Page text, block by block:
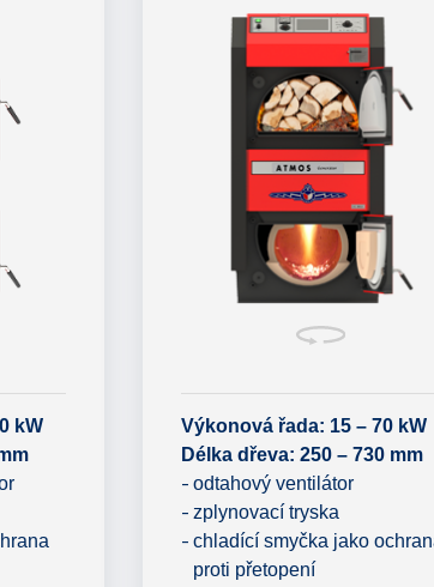
kW
Výkonová řada: 15 – 70 kW
Délka dřeva: 250 – 730 mm
odtahový ventilátor
zplynovací tryska
chladící smyčka jako
proti přetopení